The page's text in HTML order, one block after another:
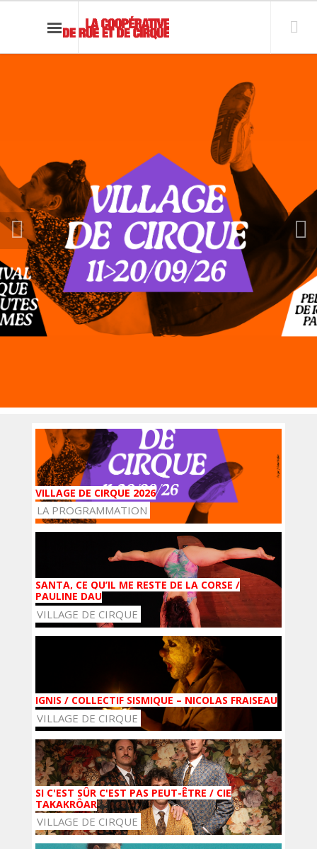
VILLAGE DE CIRQUE 2026
LA PROGRAMMATION
SANTA, CE QU’IL ME RESTE DE LA CORSE /
PAULINE DAU
VILLAGE DE CIRQUE
IGNIS / COLLECTIF SISMIQUE – NICOLAS FRAISEAU
VILLAGE DE CIRQUE
SI C'EST SÛR C'EST PAS PEUT-ÊTRE / CIE
TAKAKRÔAR
VILLAGE DE CIRQUE